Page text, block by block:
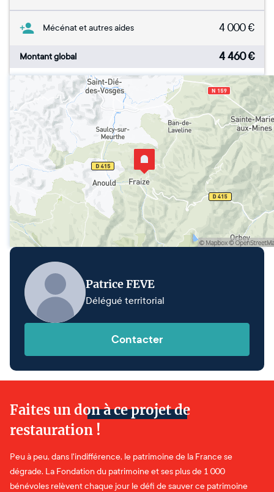
Mécénat et autres aides 4 000€
Montant global 4 460€
Patrice FEVE
Délégué territorial
Contacter
Faites un don à ce projet de
restauration !
Peu à peu, dans l'indifférence, le patrimoine de la France se
dégrade. La Fondation du patrimoine et ses plus de 1 000
bénévoles relèvent chaque jour le défi de sauver ce patrimoine